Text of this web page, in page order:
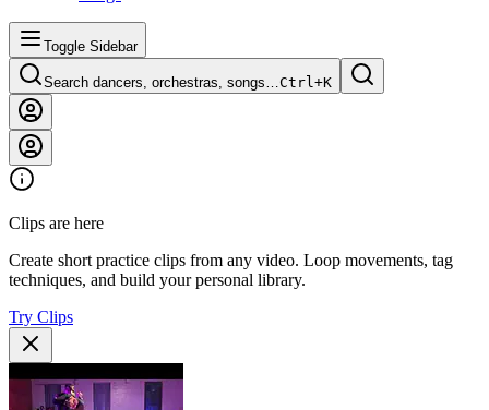
Toggle Sidebar
Search dancers, orchestras, songs…Ctrl+K
Clips are here
Create short practice clips from any video. Loop movements, tag
techniques, and build your personal library.
Try Clips